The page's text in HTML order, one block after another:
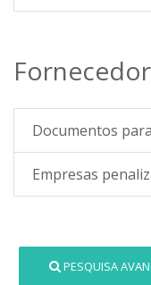
Documentos
Empresas
PESQUISA